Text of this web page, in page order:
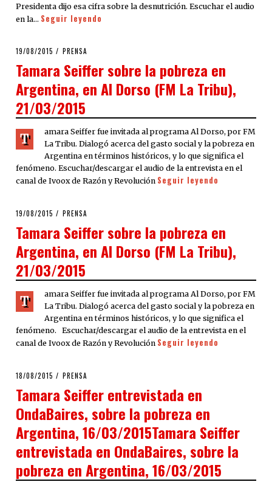
Presidenta dijo esa cifra sobre la desnutrición. Escuchar el audio
en la… Seguir leyendo
POSTED
19/08/2015 PRENSA
Tamara Seiffer sobre la pobreza en
Argentina, en Al Dorso (FM La Tribu),
21/03/2015
T
amara Seiffer fue invitada al programa Al Dorso, por FM
La Tribu. Dialogó acerca del gasto social y la pobreza en
Argentina en términos históricos, y lo que significa el
fenómeno. Escuchar/descargar el audio de la entrevista en el
canal de Ivoox de Razón y Revolución Seguir leyendo
POSTED
19/08/2015 PRENSA
Tamara Seiffer sobre la pobreza en
Argentina, en Al Dorso (FM La Tribu),
21/03/2015
T
amara Seiffer fue invitada al programa Al Dorso, por FM
La Tribu. Dialogó acerca del gasto social y la pobreza en
Argentina en términos históricos, y lo que significa el
fenómeno. Escuchar/descargar el audio de la entrevista en el
canal de Ivoox de Razón y Revolución Seguir leyendo
POSTED
18/08/2015 PRENSA
Tamara Seiffer entrevistada en
OndaBaires, sobre la pobreza en
Argentina, 16/03/2015Tamara Seiffer
entrevistada en OndaBaires, sobre la
pobreza en Argentina, 16/03/2015